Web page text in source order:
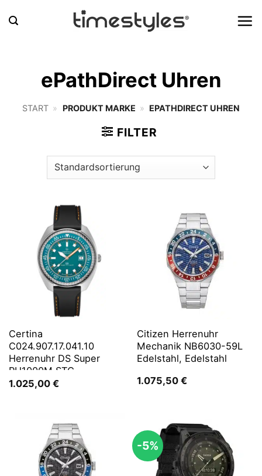
Inhalt
ePathDirect Uhren
START » PRODUKT MARKE » EPATHDIRECT UHREN
FILTER
Certina
C024.907.17.041.10
Herrenuhr DS Super
PH1000M STC
1.025,00 €
Citizen Herrenuhr
Mechanik NB6030-59L
Edelstahl, Edelstahl
1.075,50 €
-5%